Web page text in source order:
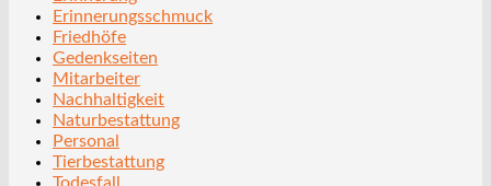
Erinnerungsschmuck
Friedhöfe
Gedenkseiten
Mitarbeiter
Nachhaltigkeit
Naturbestattung
Personal
Tierbestattung